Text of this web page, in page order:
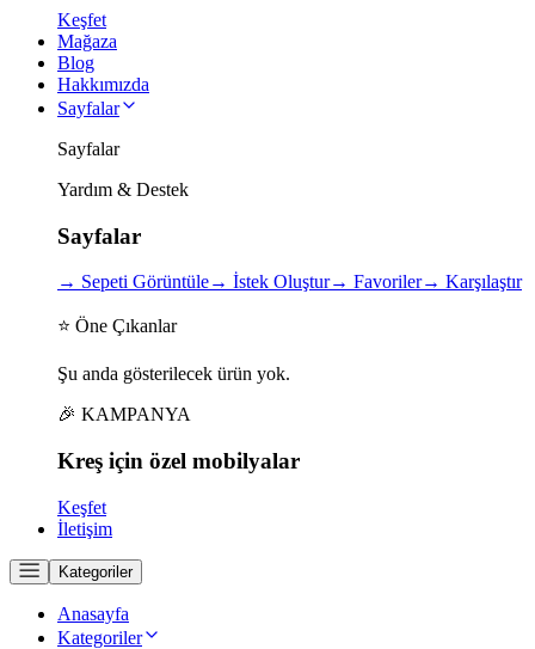
Keşfet
Mağaza
Blog
Hakkımızda
Sayfalar
Sayfalar
Yardım & Destek
Sayfalar
→ Sepeti Görüntüle→ İstek Oluştur→ Favoriler→ Karşılaştır
⭐ Öne Çıkanlar
Şu anda gösterilecek ürün yok.
🎉 KAMPANYA
Kreş için özel mobilyalar
Keşfet
İletişim
Kategoriler
Anasayfa
Kategoriler